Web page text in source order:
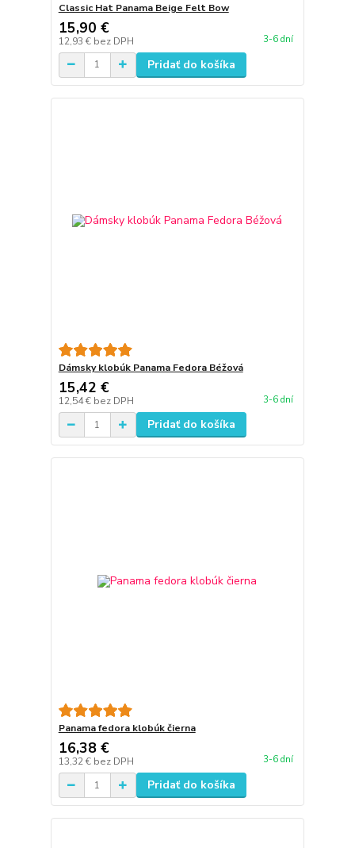
Classic Hat Panama Beige Felt Bow
15,90 €
12,93 € bez DPH 3-6 dní
Pridať do košíka
Dámsky klobúk Panama Fedora Béžová
15,42 €
12,54 € bez DPH 3-6 dní
Pridať do košíka
Panama fedora klobúk čierna
16,38 €
13,32 € bez DPH 3-6 dní
Pridať do košíka